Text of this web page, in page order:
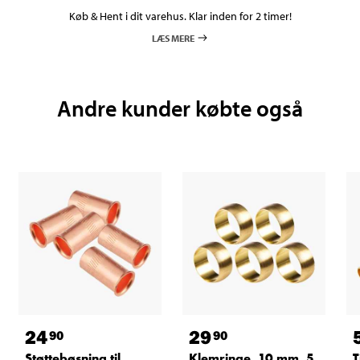
Køb & Hent i dit varehus. Klar inden for 2 timer!
LÆS MERE
Andre kunder købte også
2490 2990